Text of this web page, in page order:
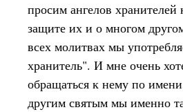
просим ангелов
защите их и о многом
всех молитвах мы
хранитель". И мне очень
обращаться к нему по
другим святым мы именно